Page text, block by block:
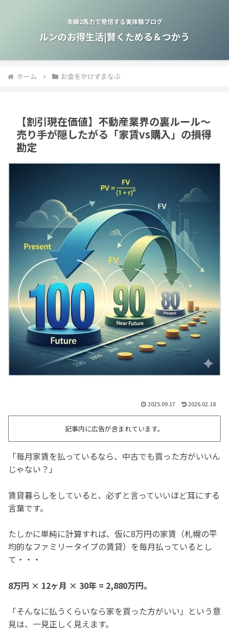
夫婦2馬力で発信する実体験ブログ
ルンのお得生活|賢くためる＆つかう
ホーム お金をかけずまなぶ
【割引現在価値】不動産業界の裏ルール～
売り手が隠したがる「家賃vs購入」の損得
勘定
2025.09.17 2026.02.18
記事内に広告が含まれています。
「毎月家賃を払っているなら、中古でも買った方がいいん
じゃない？」
賃貸暮らしをしていると、必ずと言っていいほど耳にする
言葉です。
たしかに単純に計算すれば、仮に8万円の家賃（札幌の平
均的なファミリータイプの賃貸）を毎月払っているとし
て・・・
8万円 × 12ヶ月 × 30年 = 2,880万円。
「そんなに払うくらいなら家を買った方がいい」という意
見は、一見正しく見えます。